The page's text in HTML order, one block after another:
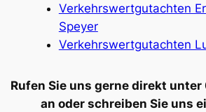
Verkehrswertgutachten
Speyer
Verkehrswertgutachten
Rufen Sie uns gerne direkt
an oder schreiben Sie uns